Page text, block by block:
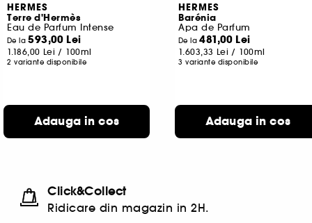
HERMES
Terre d'Hermès
Eau de Parfum Intense
De la593,00 Lei
1.186,00 Lei / 100ml
2 variante disponibile
Adauga in cos
HERMES
Barénia
Apa de Parfum
De la481,00 Lei
1.603,33 Lei / 100ml
3 variante disponibile
Adauga in cos
Click&Collect
Ridicare din magazin in 2H.